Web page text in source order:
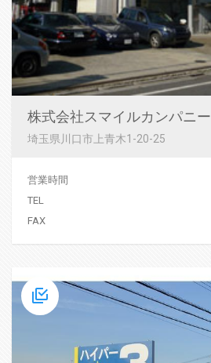
株式会社スマイルカンパニー
埼玉県川口市上青木1-20-25
営業時間
TEL
FAX